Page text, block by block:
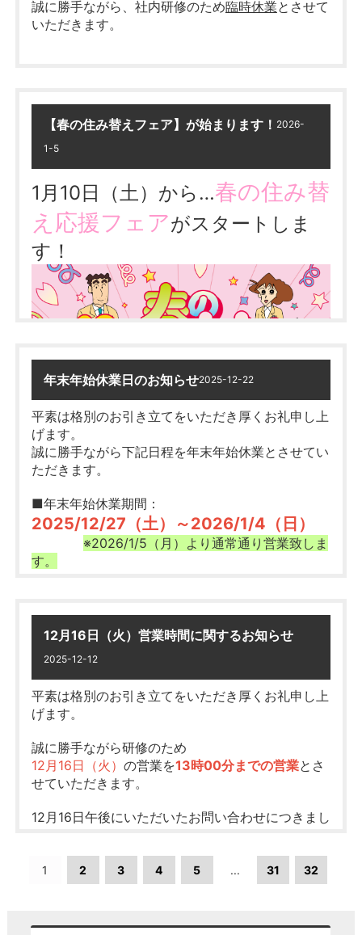
………★★ 真永不動産では
営業時間／9：30～18：00（水曜定休）
住所／大垣市三塚町1022番地1
……………………‥‥‥‥‥・・‥‥‥‥‥……………………
誠に勝手ながら、社内研修のため臨時休業とさせて
いただきます。
休業日に頂きましたお問い合わせにつきましては、
1月30日（金）以降順次対応させていただきます。
皆様には大変ご不便をおかけいたしますが、何卒ご
理解の程お願い申し上げます。
【春の住み替えフェア】が始まります！ 2026-
1-5
1月10日（土）から…春の住み替
え応援フェアがスタートしま
す！
期間中に、
●売買または賃貸で「ご成約」、「ご来
店」頂いたお客様
WEBからご応募いただき、 抽選で 合計
応募用紙にあるQRコードを読み取っていただ
年末年始休業日のお知らせ2025-12-22
平素は格別のお引き立てをいただき厚くお礼申し上
げます。
誠に勝手ながら下記日程を年末年始休業とさせてい
ただきます。
■年末年始休業期間：
2025/12/27（土）～2026/1/4（日）
※2026/1/5（月）より通常通り営業致しま
す。
しては、
2026/1/5（月）以降、順次対応させていただきま
皆様には大変ご不便をおかけいたしますが、何卒ご
理解の程お願い申し上げます。
12月16日（火）営業時間に関するお知らせ
2025-12-12
平素は格別のお引き立てをいただき厚くお礼申し上
げます。
誠に勝手ながら研修のため
12月16日（火） の営業を13時00分までの営業とさ
せていただきます。
12月16日午後にいただいたお問い合わせにつきまし
12月18日（木）以降、順次対応させていただきま
す。
何卒ご理解の程お願い申し上げます。
1 2 3 4 5 ... 31 32